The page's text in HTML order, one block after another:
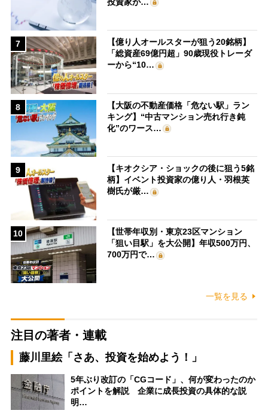
7
【億り人オールスターが狙う20銘柄】
「総資産69億円超」90歳現役トレーダ
ーから“10…
8
【大阪の不動産価格「危ない駅」ラン
キング】“中古マンション売れ行き鈍
化”のワース…
9
【キオクシア・ショックの後に狙う5銘
柄】イベント投資家の億り人・羽根英
樹氏が厳…
10
【世帯年収別・東京23区マンション
「狙い目駅」を大公開】年収500万円、
700万円で…
一覧を見る
注目の著者・連載
藤川里絵「さあ、投資を始めよう！」
5年ぶり改訂の「CGコード」、何が変わったのか
ポイントを解説 企業に成長投資の具体的な説
明…